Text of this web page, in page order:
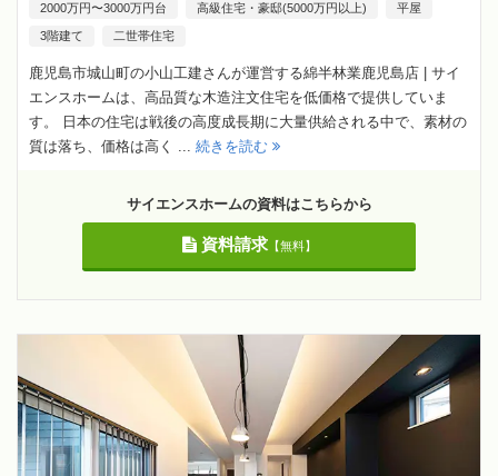
2000万円〜3000万円台 高級住宅・豪邸(5000万円以上) 平屋
3階建て 二世帯住宅
鹿児島市城山町の小山工建さんが運営する綿半林業鹿児島店 | サイ
エンスホームは、高品質な木造注文住宅を低価格で提供していま
す。 日本の住宅は戦後の高度成長期に大量供給される中で、素材の
質は落ち、価格は高く ... 続きを読む
サイエンスホームの資料はこちらから
資料請求【無料】